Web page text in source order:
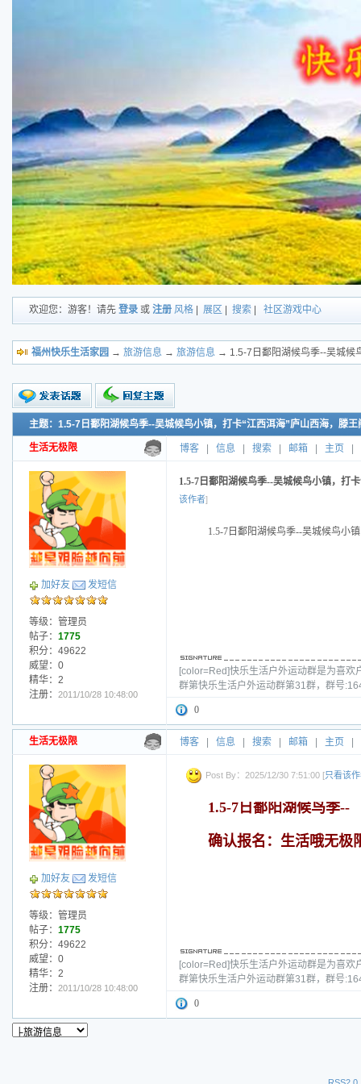
欢迎您：游客！请先 登录 或 注册 风格 展区 搜索| 社区游戏中心
福州快乐生活家园 → 旅游信息→ 旅游信息→ 1.5-7日鄱阳湖候鸟季--吴城候
新的主题
投票帖
交易帖
小字报
主题：1.5-7日鄱阳湖候鸟季--吴城候鸟小镇，打卡“江西洱海”庐山西海，滕
生活无极限 博客 信息 搜索 邮箱 主页
加好友 发短信
等级：管理员
帖子： 1775
积分：49622
威望：0
精华：2
注册： 2011/10/28 10:48:00
1.5-7日鄱阳湖候鸟季--吴城候鸟小镇，打
该作者]
1.5-7日鄱阳湖候鸟季--吴城候鸟小
[color=Red]快乐生活户外运动群是为喜
群第快乐生活户外运动群第31群，群号
0
生活无极限 博客 信息 搜索 邮箱 主页
加好友 发短信
等级：管理员
帖子： 1775
积分：49622
威望：0
精华：2
注册： 2011/10/28 10:48:00
Post By：2025/12/30 7:51:00 [只看该
1.5-7日鄱阳湖候鸟季--
确认报名：生活哦无极
[color=Red]快乐生活户外运动群是为喜
群第快乐生活户外运动群第31群，群号
0